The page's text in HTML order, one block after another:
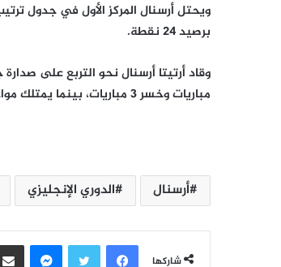
برصيد 24 نقطة.
مباريات وخسر 3 مباريات، بينما يمتلك مواجهة مؤجلة أمام إيفرتون من الجولة السابعة.
أرسنال الدوري الإنجليزي
شاركها
فيسبوكتويتر